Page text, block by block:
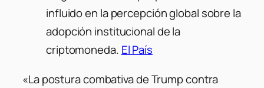
influido en la percepción global sobre la
adopción institucional de la
criptomoneda. El País
«La postura combativa de Trump contra